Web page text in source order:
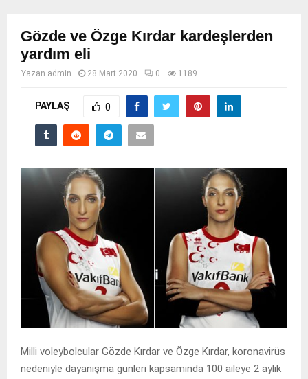
Gözde ve Özge Kırdar kardeşlerden
yardım eli
Yazan admin 28 Mart 2020 0 1189
PAYLAŞ 0
Milli voleybolcular Gözde Kırdar ve Özge Kırdar, koronavirüs
nedeniyle dayanışma günleri kapsamında 100 aileye 2 aylık